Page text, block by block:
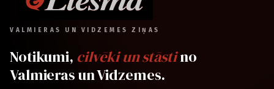
VALMIERAS UN VIDZEMES ZIŅAS
Notikumi, cilvēki un stāstino
Valmieras un Vidzemes.